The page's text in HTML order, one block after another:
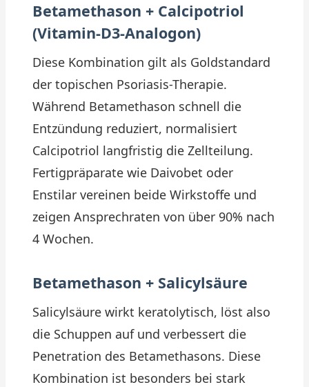
Betamethason + Calcipotriol
(Vitamin-D3-Analogon)
Diese Kombination gilt als Goldstandard
der topischen Psoriasis-Therapie.
Während Betamethason schnell die
Entzündung reduziert, normalisiert
Calcipotriol langfristig die Zellteilung.
Fertigpräparate wie Daivobet oder
Enstilar vereinen beide Wirkstoffe und
zeigen Ansprechraten von über 90% nach
4 Wochen.
Betamethason + Salicylsäure
Salicylsäure wirkt keratolytisch, löst also
die Schuppen auf und verbessert die
Penetration des Betamethasons. Diese
Kombination ist besonders bei stark